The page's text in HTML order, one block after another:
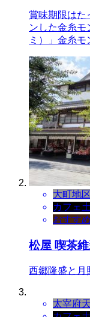
賞味期限はた
ンした金糸モ
ミ）」金糸
大町地区
カフェ
おすす
松屋 喫茶
西郷隆盛と月
太宰府